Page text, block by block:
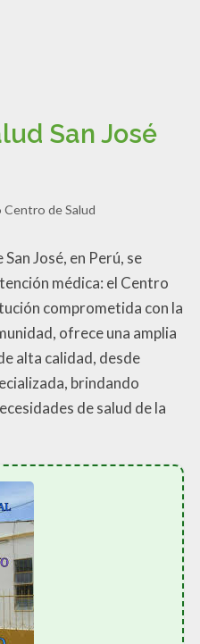
San José
Centro de Salud
José, en Perú, se
médica: el Centro
comprometida con la
ofrece una amplia
alta calidad, desde
brindando
de salud de la